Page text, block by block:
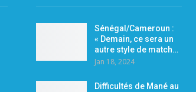
Sénégal/Cameroun :
« Demain, ce sera un
autre style de match…
Jan 18, 2024
Difficultés de Mané au